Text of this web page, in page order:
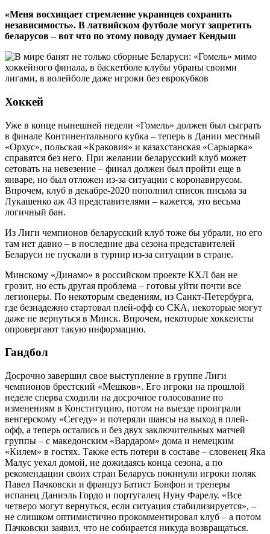
«Меня восхищает стремление украинцев сохранить
независимость». В латвийском футболе могут запретить
беларусов – вот что по этому поводу думает Кендыш
Хоккей
Уже в конце нынешней недели «Гомель» должен был сыграть
в финале Континентального кубка – теперь в Дании местный
«Орхус», польская «Краковия» и казахстанская «Сарыарка»
справятся без него. При желании беларусский клуб может
сетовать на невезение – финал должен был пройти еще в
январе, но был отложен из-за ситуации с коронавирусом.
Впрочем, клуб в декабре-2020 пополнил список письма за
Лукашенко аж 43 представителями – кажется, это весьма
логичный бан.
Из Лиги чемпионов беларусский клуб тоже бы убрали, но его
там нет давно – в последние два сезона представителей
Беларуси не пускали в турнир из-за ситуации в стране.
Минскому «Динамо» в российском проекте КХЛ бан не
грозит, но есть другая проблема – готовы уйти почти все
легионеры. По некоторым сведениям, из Санкт-Петербурга,
где безнадежно стартовал плей-офф со СКА, некоторые могут
даже не вернуться в Минск. Впрочем, некоторые хоккеисты
опровергают такую информацию.
Гандбол
Досрочно завершил свое выступление в группе Лиги
чемпионов брестский «Мешков». Его игроки на прошлой
неделе сперва сходили на досрочное голосование по
изменениям в Конституцию, потом на выезде проиграли
венгерскому «Сегеду» и потеряли шансы на выход в плей-
офф, а теперь остались и без двух заключительных матчей
группы – с македонским «Вардаром» дома и немецким
«Килем» в гостях. Также есть потери в составе – словенец Яка
Малус уехал домой, не дожидаясь конца сезона, а по
рекомендации своих стран Беларусь покинули игроки поляк
Павел Пачковски и француз Батист Бонфон и тренеры
испанец Даниэль Гордо и португалец Нуну Фарелу. «Все
четверо могут вернуться, если ситуация стабилизируется», –
не слишком оптимистично прокомментировал клуб – а потом
Пачковски заявил, что не собирается никуда возвращаться.